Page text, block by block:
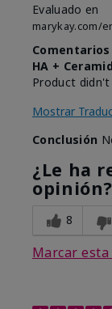
Evaluado en
marykay.com/
HA +
Product
Mostrar
Conclusión
¿Le ha
opinión?
8
Marcar